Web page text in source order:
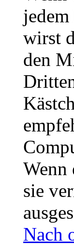
wirst
den
Wenn
sie
Nach